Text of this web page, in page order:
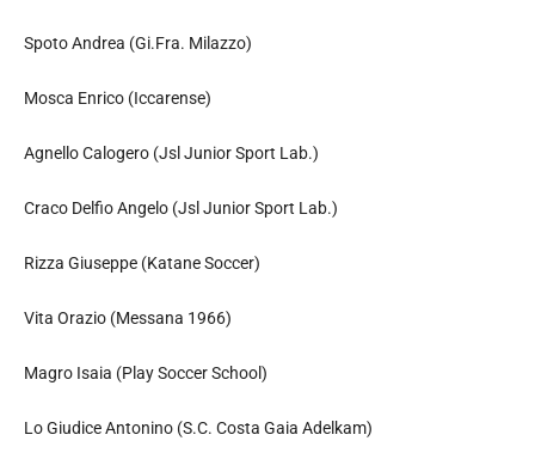
Spoto Andrea (Gi.Fra. Milazzo)
Mosca Enrico (Iccarense)
Agnello Calogero (Jsl Junior Sport Lab.)
Craco Delfio Angelo (Jsl Junior Sport Lab.)
Rizza Giuseppe (Katane Soccer)
Vita Orazio (Messana 1966)
Magro Isaia (Play Soccer School)
Lo Giudice Antonino (S.C. Costa Gaia Adelkam)